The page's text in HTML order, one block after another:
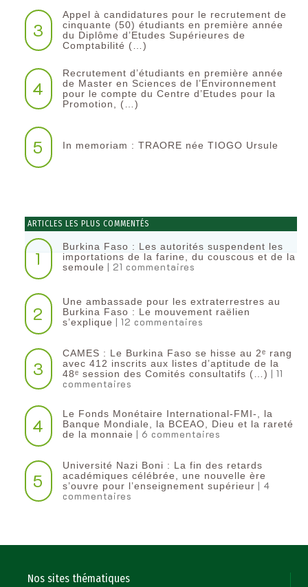
3
Appel à candidatures pour le recrutement de
cinquante (50) étudiants en première année
du Diplôme d’Etudes Supérieures de
Comptabilité (…)
4
Recrutement d’étudiants en première année
de Master en Sciences de l’Environnement
pour le compte du Centre d’Etudes pour la
Promotion, (…)
5 In memoriam : TRAORE née TIOGO Ursule
ARTICLES LES PLUS COMMENTÉS
1
Burkina Faso : Les autorités suspendent les
importations de la farine, du couscous et de la
semoule | 21 commentaires
2
Une ambassade pour les extraterrestres au
Burkina Faso : Le mouvement raëlien
s’explique | 12 commentaires
3
CAMES : Le Burkina Faso se hisse au 2ᵉ rang
avec 412 inscrits aux listes d’aptitude de la
48ᵉ session des Comités consultatifs (…) | 11
commentaires
4
Le Fonds Monétaire International-FMI-, la
Banque Mondiale, la BCEAO, Dieu et la rareté
de la monnaie | 6 commentaires
5
Université Nazi Boni : La fin des retards
académiques célébrée, une nouvelle ère
s’ouvre pour l’enseignement supérieur | 4
commentaires
Nos sites thématiques